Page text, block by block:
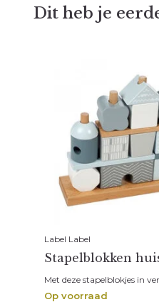
Dit heb je
Label Label
Stapelblokken
Met deze stapelblokjes in
Op voorraad